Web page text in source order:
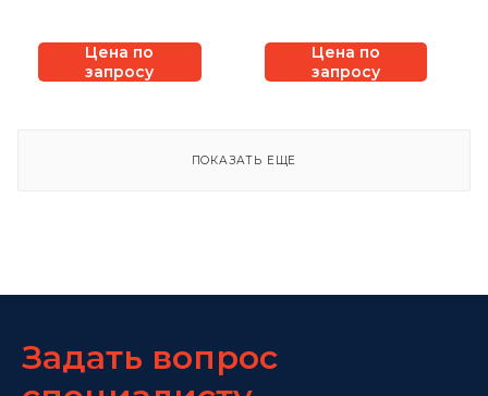
П6-126Цена по
запросу
Цена по
запросу
ПОКАЗАТЬ ЕЩЕ
Задать вопрос